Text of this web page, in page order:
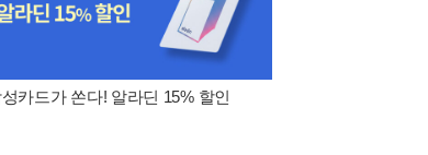
카드가 쏜다! 알라딘 15% 할인